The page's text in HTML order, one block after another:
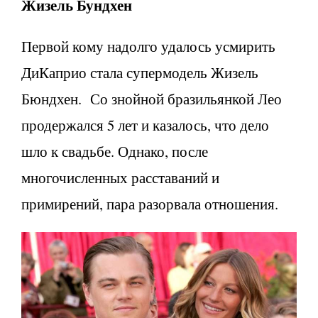
Жизель Бундхен
Первой кому надолго удалось усмирить
ДиКаприо стала супермодель Жизель
Бюндхен. Со знойной бразильянкой Лео
продержался 5 лет и казалось, что дело
шло к свадьбе. Однако, после
многочисленных расставаний и
примирений, пара разорвала отношения.